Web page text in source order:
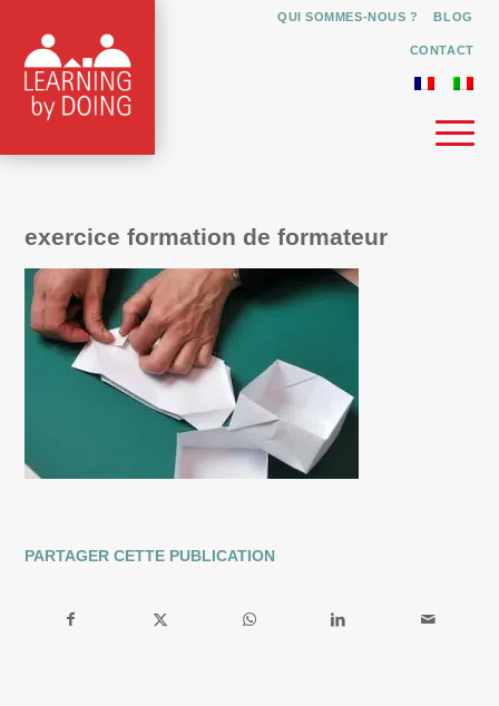
QUI SOMMES-NOUS ? BLOG
CONTACT
exercice formation de formateur
PARTAGER CETTE PUBLICATION